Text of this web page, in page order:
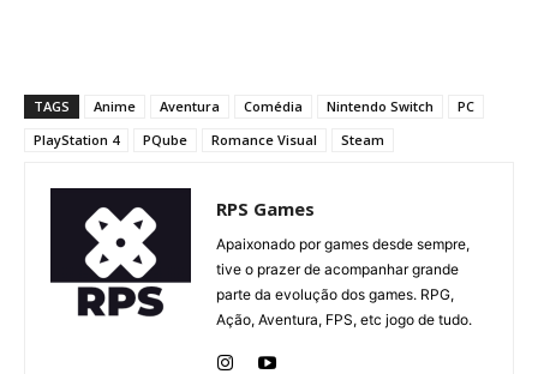
TAGS Anime Aventura Comédia Nintendo Switch
PC
PlayStation 4
PQube Romance Visual Steam
RPS Games
Apaixonado por games desde sempre,
tive o prazer de acompanhar grande
parte da evolução dos games. RPG,
Ação, Aventura, FPS, etc jogo de tudo.